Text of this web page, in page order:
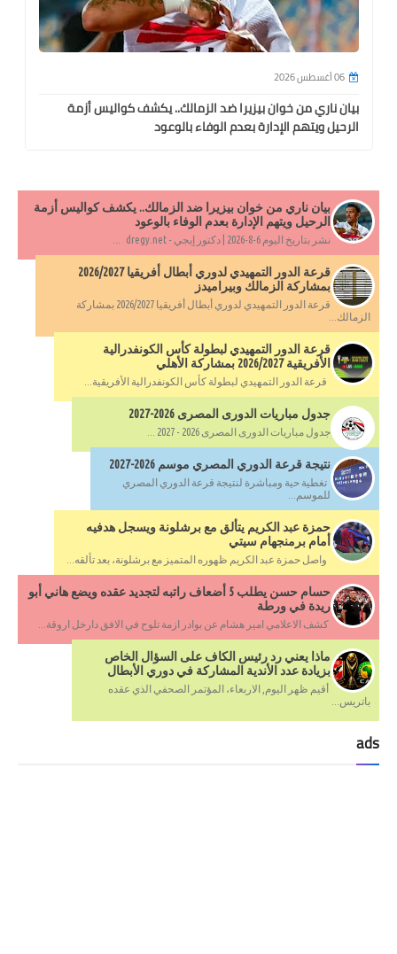
06 أغسطس 2026
بيان ناري من خوان بيزيرا ضد الزمالك.. يكشف كواليس أزمة
الرحيل ويتهم الإدارة بعدم الوفاء بالوعود
بيان ناري من خوان بيزيرا ضد الزمالك.. يكشف كواليس أزمة
الرحيل ويتهم الإدارة بعدم الوفاء بالوعود
نشر بتاريخ اليوم 6-8-2026 | دكتور إيجي - dregy.net ...
قرعة الدور التمهيدي لدوري أبطال أفريقيا 2026/2027
بمشاركة الزمالك وبيراميدز
قرعة الدور التمهيدي لدوري أبطال أفريقيا 2026/2027 بمشاركة
الزمالك...
قرعة الدور التمهيدي لبطولة كأس الكونفدرالية
الأفريقية 2026/2027 بمشاركة الأهلي
قرعة الدور التمهيدي لبطولة كأس الكونفدرالية الأفريقية...
جدول مباريات الدورى المصرى 2026-2027
جدول مباريات الدورى المصرى 2026 - 2027 ...
نتيجة قرعة الدوري المصري موسم 2026-2027
تغطية حية ومباشرة لنتيجة قرعة الدوري المصري
للموسم...
حمزة عبد الكريم يتألق مع برشلونة ويسجل هدفيه
أمام برمنجهام سيتي
واصل حمزة عبد الكريم ظهوره المتميز مع برشلونة، بعد تألقه...
حسام حسن يطلب 5 أضعاف راتبه لتجديد عقده ويضع هاني أبو
ريدة في ورطة
كشف الاعلامي امير هشام عن بوادر ازمة تلوح في الافق دارخل اروقة...
ماذا يعني رد رئيس الكاف على السؤال الخاص
بزيادة عدد الأندية المشاركة في دوري الأبطال
أقيم ظهر اليوم, الاربعاء، المؤتمر الصحفي الذي عقده
باتريس...
ads